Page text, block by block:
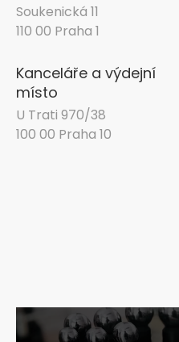
Soukenická 11
110 00 Praha 1
Kanceláře a výdejní
místo
U Trati 970/38
100 00 Praha 10